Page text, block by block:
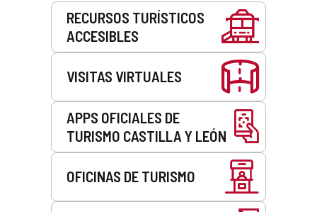
RECURSOS TURÍSTICOS
ACCESIBLES
VISITAS VIRTUALES
APPS OFICIALES DE
TURISMO CASTILLA Y LEÓN
OFICINAS DE TURISMO